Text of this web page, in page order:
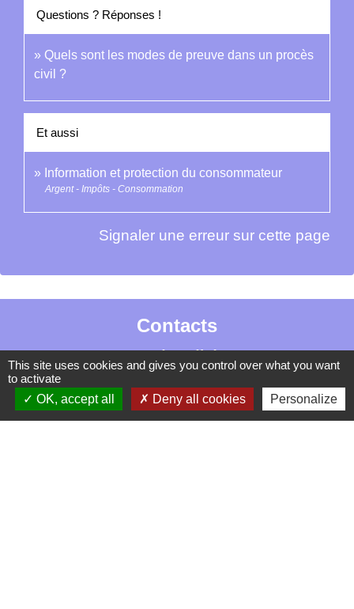
Questions ? Réponses !
Quels sont les modes de preuve dans un procès
civil ?
Et aussi
Information et protection du consommateur
Argent - Impôts - Consommation
Signaler une erreur sur cette page
Contacts
La Garde-Adhémar
26700 La Garde-Adhémar - FRANCE
+33 4 75 04 41 09
This site uses cookies and gives you control over what you want
to activate
OK, accept all
Deny all cookies Personalize